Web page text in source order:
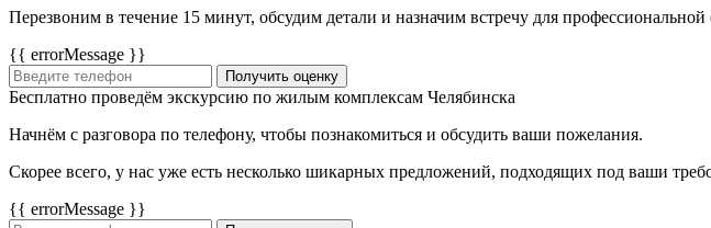
Перезвоним в течение 15 минут, обсудим детали и назначим встречу для
{{ errorMessage }}
Получить оценку
Бесплатно проведём экскурсию по жилым комплексам Челябинска
Начнём с разговора по телефону, чтобы познакомиться и обсудить ваши пожелания.
Скорее всего, у нас уже есть несколько шикарных предложений, подходящих под ваши
{{ errorMessage }}